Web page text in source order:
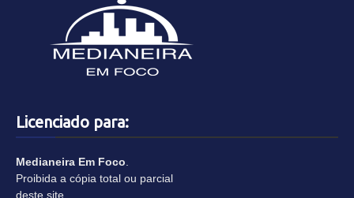
Licenciado para:
Medianeira Em Foco
Proibida a cópia total ou parcial
deste site.